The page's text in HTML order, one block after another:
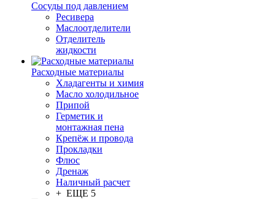
Сосуды под давлением
Ресивера
Маслоотделители
Отделитель
жидкости
Расходные материалы
Хладагенты и химия
Масло холодильное
Припой
Герметик и
монтажная пена
Крепёж и провода
Прокладки
Флюс
Дренаж
Наличный расчет
+ ЕЩЕ 5